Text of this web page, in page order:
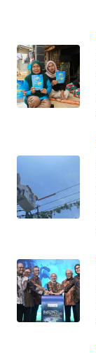
KARAWANG
WN
BEKASI
DEPOK
UTARA
WN
SAMOSIR